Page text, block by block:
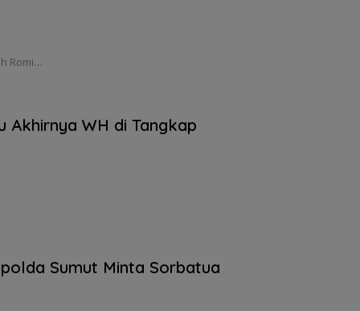
Romi…
WH di Tangkap
Sumut Minta Sorbatua